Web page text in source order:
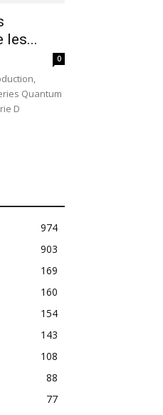
les...
0
Quantum
D
974
903
169
160
154
143
108
88
77